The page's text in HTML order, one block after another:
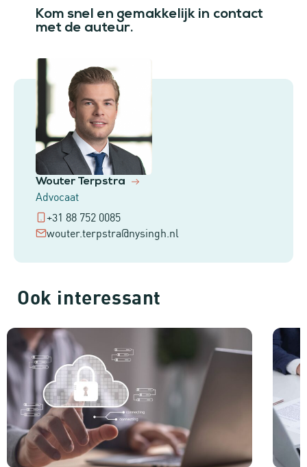
Kom snel en gemakkelijk in contact
met de auteur.
Wouter Terpstra
Advocaat
+31 88 752 0085
wouter.terpstra@nysingh.nl
Ook interessant